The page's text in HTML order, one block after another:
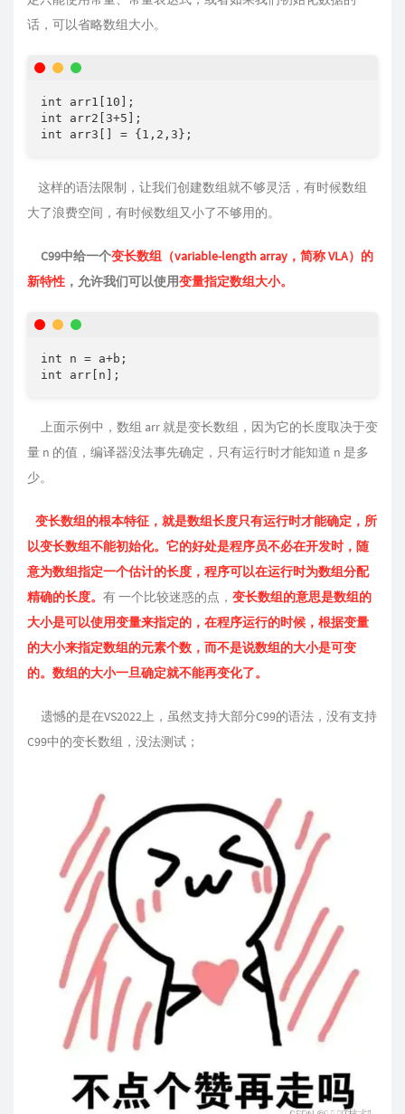
话，可以省略数组⼤⼩。
int arr1[10];
int arr2[3+5];
这样的语法限制，让我们创建数组就不够灵活，有时候数组
⼤了浪费空间，有时候数组⼜⼩了不够⽤的。
C99中给⼀个变⻓数组（variable-length array，简称 VLA）的
新特性 ，允许我们可以使⽤变量指定数组大小。
int n = a+b;
int arr[n];
上⾯⽰例中，数组 arr 就是变⻓数组，因为它的⻓度取决于变
量 n 的值，编译器没法事先确定，只有运⾏时才能知道 n 是多
少。
变⻓数组的根本特征，就是数组⻓度只有运⾏时才能确定，所
以变⻓数组不能初始化。它的好处是程序员不必在开发时，随
意为数组指定⼀个估计的⻓度，程序可以在运⾏时为数组分配
精确的⻓度。 有 ⼀个⽐较迷惑的点， 变⻓数组的意思是数组的
⼤⼩是可以使⽤变量来指定的，在程序运⾏的时候，根据变量
的⼤⼩来指定数组的元素个数，⽽不是说数组的⼤⼩是可变
的。数组的大小⼀旦确定就不能再变化了。
遗憾的是在VS2022上，虽然⽀持⼤部分C99的语法，没有⽀持
C99中的变⻓数组，没法测试；